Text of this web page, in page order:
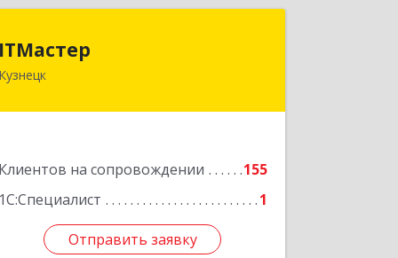
ITМастер
Кузнецк
Клиентов на сопровождении
155
1С:Специалист
1
Отправить заявку
442537, Пензенская обл, Кузнецк г,
Подробнее
Отправить заявку